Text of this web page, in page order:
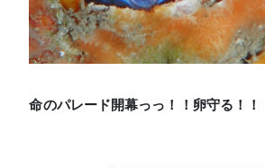
命のパレード開幕っっ！！卵守る！